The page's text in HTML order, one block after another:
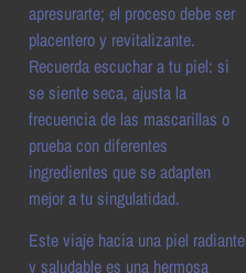
apresurarte; el proceso debe ser
placentero y revitalizante.
Recuerda escuchar a tu piel: si
se siente seca, ajusta la
frecuencia de las mascarillas o
prueba con diferentes
ingredientes que se adapten
mejor a tu singulatidad.
Este viaje hacia una piel radiante
y saludable es una hermosa